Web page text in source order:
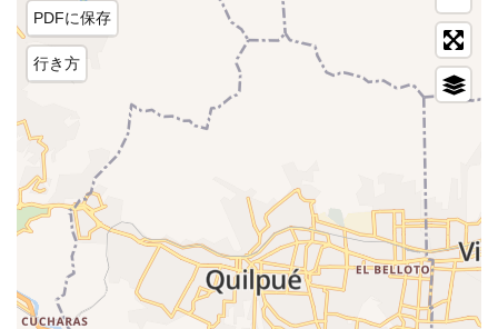
PDFに保存
行き方